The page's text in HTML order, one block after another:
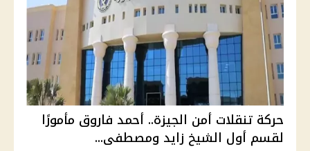
حركة تنقلات أمن الجيزة.. أحمد فاروق مأمورًا
لقسم أول الشيخ زايد ومصطفى...